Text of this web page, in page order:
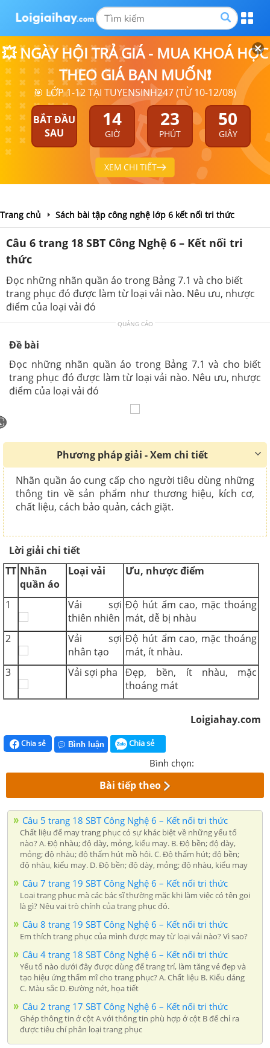
💥 NGÀY HỘI TRẢ GIÁ - MUA KHOÁ HỌC
THEO GIÁ BẠN MUỐN❗
🎯 LỚP 1-12 TẠI TUYENSINH247 (TỪ 10-12/08)
BẮT ĐẦU
SAU
14
GIỜ
23
PHÚT
50
GIÂY
XEM CHI TIẾT
Trang chủ Sách bài tập công nghệ lớp 6 kết nối tri thức
Câu 6 trang 18 SBT Công Nghệ 6 – Kết nối tri
thức
Đọc những nhãn quần áo trong Bảng 7.1 và cho biết
trang phục đó được làm từ loại vải nào. Nêu ưu, nhược
điểm của loại vải đó
QUẢNG CÁO
Đề bài
Đọc những nhãn quần áo trong Bảng 7.1 và cho biết
trang phục đó được làm từ loại vải nào. Nêu ưu, nhược
điểm của loại vải đó
Phương pháp giải - Xem chi tiết
Nhãn quần áo cung cấp cho người tiêu dùng những
thông tin về sản phẩm như thương hiệu, kích cơ,
chất liệu, cách bảo quản, cách giặt.
Lời giải chi tiết
TT Nhãn
quần áo
Loại vải Ưu, nhược điểm
1
Vải sợi
thiên nhiên
Độ hút ẩm cao, mặc thoáng
mát, dễ bị nhàu
2
Vải sợi
nhân tạo
Độ hút ẩm cao, mặc thoáng
mát, ít nhàu.
3
Vải sợi pha
Đẹp, bền, ít nhàu, mặc
thoáng mát
Loigiahay.com
Chia sẻ Bình luận Chia sẻ
Bình chọn:
Bài tiếp theo
Câu 5 trang 18 SBT Công Nghệ 6 – Kết nối tri thức
Chất liệu để may trang phục có sự khác biệt về những yếu tố
nào? A. Độ nhàu; độ dày, mỏng, kiểu may. B. Độ bền; độ dày,
mỏng; độ nhàu; độ thấm hút mồ hôi. C. Độ thấm hút; độ bền;
độ nhàu, kiểu may. D. Độ bền; độ dày, mỏng; độ nhàu, kiểu may
Câu 7 trang 19 SBT Công Nghệ 6 – Kết nối tri thức
Loại trang phục mà các bác sĩ thường mặc khi làm việc có tên gọi
là gì? Nêu vai trò chính của trang phục đó.
Câu 8 trang 19 SBT Công Nghệ 6 – Kết nối tri thức
Em thích trang phục của mình được may từ loại vải nào? Vì sao?
Câu 4 trang 18 SBT Công Nghệ 6 – Kết nối tri thức
Yếu tố nào dưới đây được dùng để trang trí, làm tăng vẻ đẹp và
tạo hiệu ứng thẩm mĩ cho trang phục? A. Chất liệu B. Kiểu dáng
C. Màu sắc D. Đường nét, họa tiết
Câu 2 trang 17 SBT Công Nghệ 6 – Kết nối tri thức
Ghép thông tin ở cột A với thông tin phù hợp ở cột B để chỉ ra
được tiêu chí phân loại trang phục